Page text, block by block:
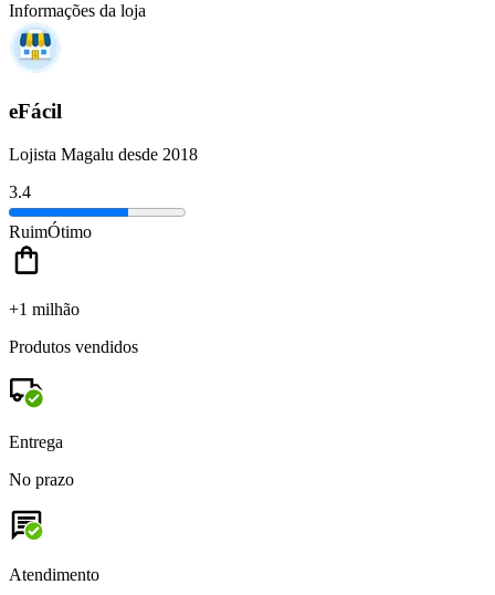
Informações da loja
eFácil
Lojista Magalu desde 2018
3.4
RuimÓtimo
+1 milhão
Produtos vendidos
Entrega
No prazo
Atendimento